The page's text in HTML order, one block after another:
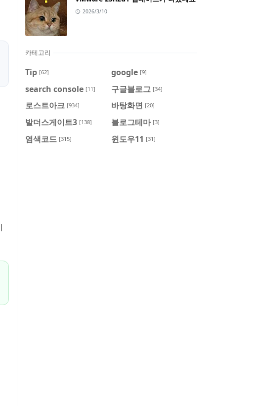
2026/3/10
카테고리
Tip [62] google [9]
search console [11] 구글블로그 [34]
로스트아크 [934] 바탕화면 [20]
발더스게이트3 [138] 블로그테마 [3]
염색코드 [315] 윈도우11 [31]